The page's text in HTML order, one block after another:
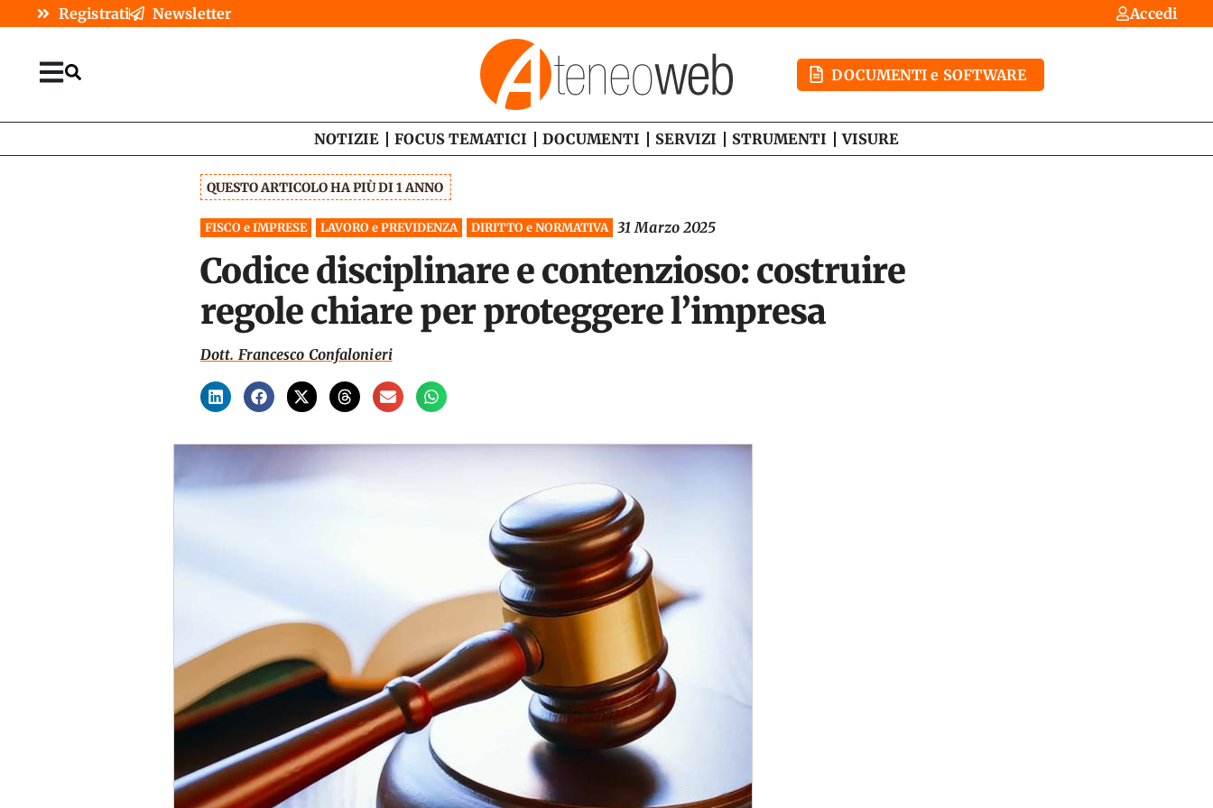
Registrati Newsletter Accedi
DOCUMENTI e SOFTWARE
NOTIZIE FOCUS TEMATICI DOCUMENTI SERVIZI STRUMENTI VISURE
QUESTO ARTICOLO HA PIÙ DI 1 ANNO
FISCO e IMPRESE LAVORO e PREVIDENZA DIRITTO e NORMATIVA 31 Marzo 2025
Codice disciplinare e contenzioso: costruire
regole chiare per proteggere l’impresa
Dott. Francesco Confalonieri